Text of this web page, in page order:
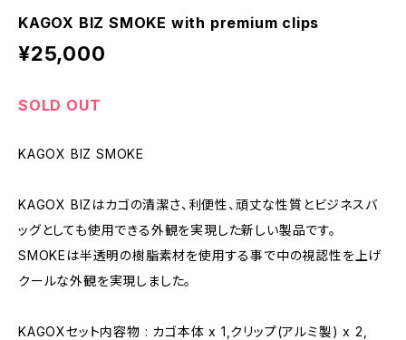
KAGOX BIZ SMOKE with premium clips
¥25,000
SOLD OUT
KAGOX BIZ SMOKE
KAGOX BIZはカゴの清潔さ、利便性、頑丈な性質とビジネスバ
ッグとしても使用できる外観を実現した新しい製品です。
SMOKEは半透明の樹脂素材を使用する事で中の視認性を上げ
クールな外観を実現しました。
KAGOXセット内容物 : カゴ本体 x 1,クリップ(アルミ製) x 2,